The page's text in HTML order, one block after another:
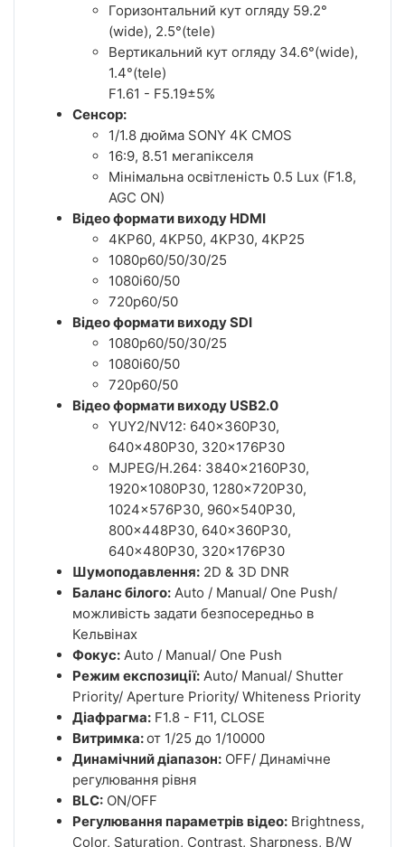
Горизонтальний кут огляду 59.2°
(wide), 2.5°(tele)
Вертикальний кут огляду 34.6°(wide),
1.4°(tele)
F1.61 - F5.19±5%
Сенсор:
1/1.8 дюйма SONY 4K CMOS
16:9, 8.51 мегапікселя
Мінімальна освітленість 0.5 Lux (F1.8,
AGC ON)
Відео формати виходу HDMI
4KP60, 4KP50, 4KP30, 4KP25
1080p60/50/30/25
1080i60/50
720p60/50
Відео формати виходу SDI
1080p60/50/30/25
1080i60/50
720p60/50
Відео формати виходу USB2.0
YUY2/NV12: 640x360P30,
640x480P30, 320x176P30
MJPEG/H.264: 3840x2160P30,
1920x1080P30, 1280x720P30,
1024x576P30, 960x540P30,
800x448P30, 640x360P30,
640x480P30, 320x176P30
Шумоподавлення: 2D & 3D DNR
Баланс білого: Auto / Manual/ One Push/
можливість задати безпосередньо в
Кельвінах
Фокус: Auto / Manual/ One Push
Режим експозиції: Auto/ Manual/ Shutter
Priority/ Aperture Priority/ Whiteness Priority
Діафрагма: F1.8 - F11, CLOSE
Витримка:от 1/25 до 1/10000
Динамічний діапазон: OFF/ Динамічне
регулювання рівня
BLC: ON/OFF
Регулювання параметрів відео: Brightness,
Color, Saturation, Contrast, Sharpness, B/W